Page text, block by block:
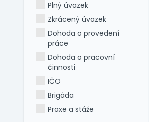
Plný úvazek
Zkrácený úvazek
Dohoda o provedení
práce
Dohoda o pracovní
činnosti
IČO
Brigáda
Praxe a stáže